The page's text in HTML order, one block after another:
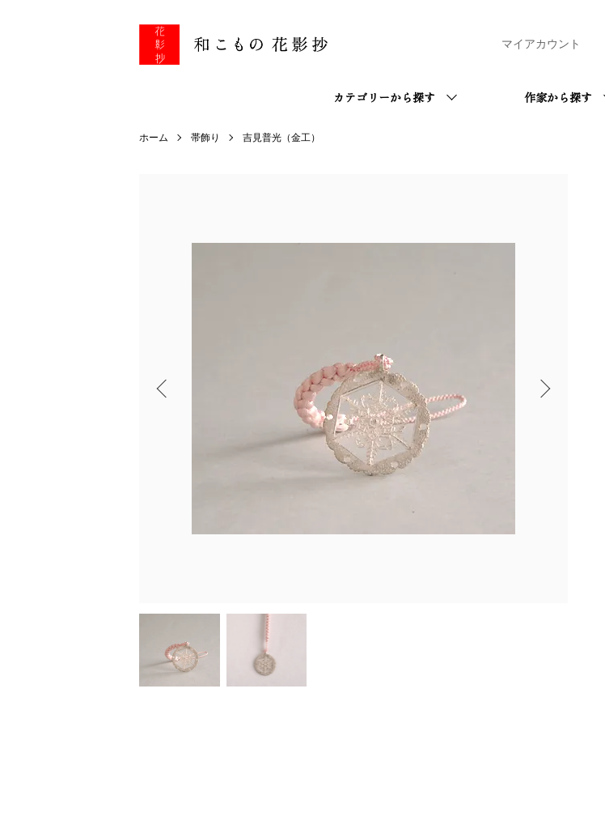
カテゴリーから探す 作家から探す
マイアカウント
ホーム 帯飾り 吉見普光（金工）